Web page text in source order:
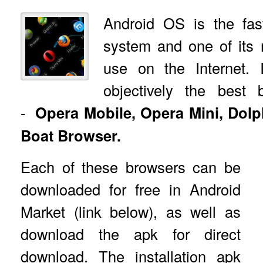
Android OS is the
system and one of its
use on the Internet.
objectively the best
- Opera Mobile, Opera Mini,
Boat Browser.
Each of these browsers can be
downloaded for free in Android
Market (link below), as well as
download the apk for direct
download. The installation apk